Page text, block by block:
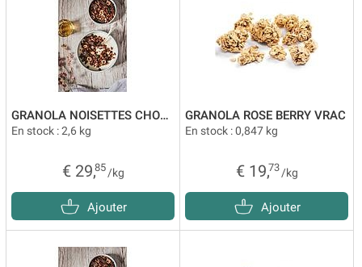
GRANOLA NOISETTES CHOCOLAT 70% VRAC
En stock : 2,6 kg
€ 29,85 /kg
Ajouter
GRANOLA ROSE BERRY VRAC
En stock : 0,847 kg
€ 19,73 /kg
Ajouter